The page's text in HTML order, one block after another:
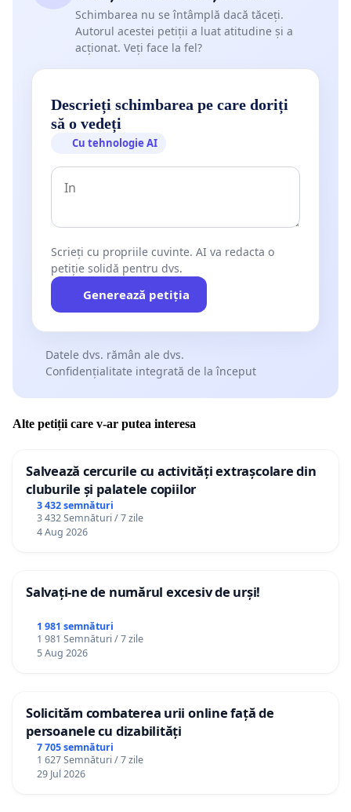
Schimbarea nu se întâmplă dacă tăceți.
Autorul acestei petiții a luat atitudine și a
acționat. Veți face la fel?
Descrieți schimbarea pe care doriți
să o vedeți
Cu tehnologie AI
Scrieți cu propriile cuvinte. AI va redacta o
petiție solidă pentru dvs.
Generează petiția
Datele dvs. rămân ale dvs.
Confidențialitate integrată de la început
Alte petiții care v-ar putea interesa
Salvează cercurile cu activități extrașcolare din
cluburile și palatele copiilor
3 432 semnături
3 432 Semnături / 7 zile
4 Aug 2026
Salvați-ne de numărul excesiv de urși!
1 981 semnături
1 981 Semnături / 7 zile
5 Aug 2026
Solicităm combaterea urii online față de
persoanele cu dizabilități
7 705 semnături
1 627 Semnături / 7 zile
29 Jul 2026